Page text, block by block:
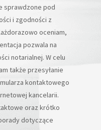
sprawdzone pod
i zgodności z
oceniam,
pozwala na
notarialnej. W celu
także przesyłanie
kontaktowego
kancelarii.
oraz krótko
dotyczące